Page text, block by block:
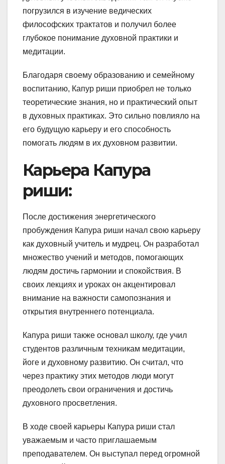
погрузился в изучение ведических
философских трактатов и получил более
глубокое понимание духовной практики и
медитации.
Благодаря своему образованию и семейному
воспитанию, Капур риши приобрел не только
теоретические знания, но и практический опыт
в духовных практиках. Это сильно повлияло на
его будущую карьеру и его способность
помогать людям в их духовном развитии.
Карьера Капура
риши:
После достижения энергетического
пробуждения Капура риши начал свою карьеру
как духовный учитель и мудрец. Он разработал
множество учений и методов, помогающих
людям достичь гармонии и спокойствия. В
своих лекциях и уроках он акцентировал
внимание на важности самопознания и
открытия внутреннего потенциала.
Капура риши также основал школу, где учил
студентов различным техникам медитации,
йоге и духовному развитию. Он считал, что
через практику этих методов люди могут
преодолеть свои ограничения и достичь
духовного просветления.
В ходе своей карьеры Капура риши стал
уважаемым и часто приглашаемым
преподавателем. Он выступал перед огромной